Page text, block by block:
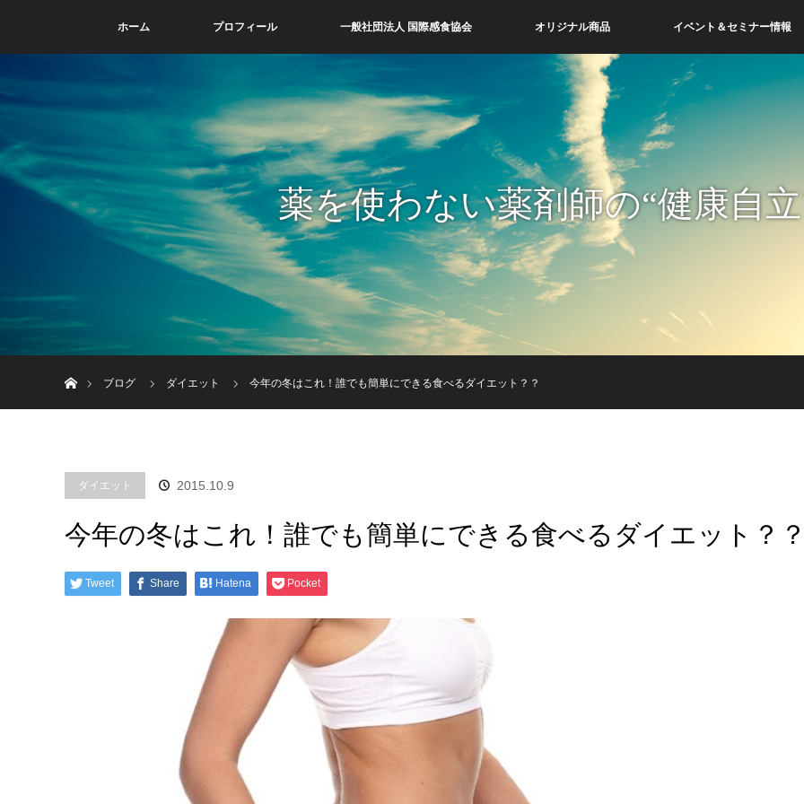
ホーム プロフィール 一般社団法人 国際感食協会 オリジナル商品 イベント＆セミナー情報
薬を使わない薬剤師の“健康自
ブログ
ダイエット 今年の冬はこれ！誰でも簡単にできる食べるダイエット？？
ダイエット 2015.10.9
今年の冬はこれ！誰でも簡単にできる食べるダイエット？
Tweet Share Hatena Pocket